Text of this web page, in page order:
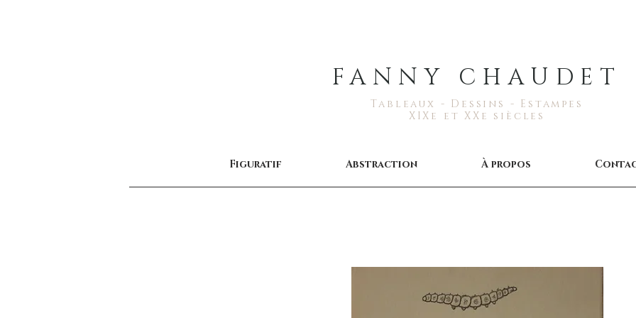
FANNY CHAUDET
Tableaux - Dessins - Estampes
XIXe et XXe siècles
Figuratif Abstraction À propos